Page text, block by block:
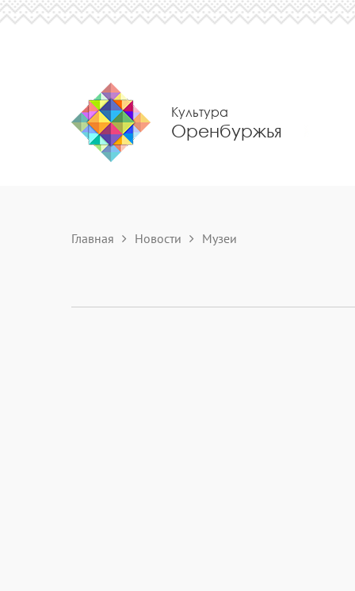
Культура
Оренбуржья
Главная Новости Музеи